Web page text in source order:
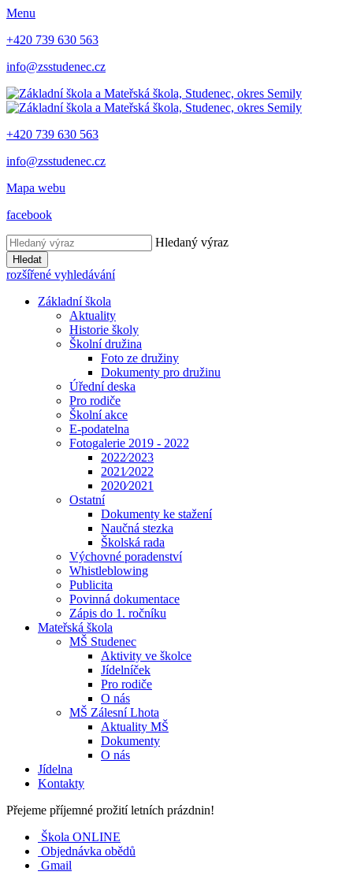
Menu
+420 739 630 563
info@zsstudenec.cz
+420 739 630 563
info@zsstudenec.cz
Mapa webu
facebook
Hledaný výraz
Hledat
rozšířené vyhledávání
Základní škola
Aktuality
Historie školy
Školní družina
Foto ze družiny
Dokumenty pro družinu
Úřední deska
Pro rodiče
Školní akce
E-podatelna
Fotogalerie 2019 - 2022
2022⁄2023
2021⁄2022
2020⁄2021
Ostatní
Dokumenty ke stažení
Naučná stezka
Školská rada
Výchovné poradenství
Whistleblowing
Publicita
Povinná dokumentace
Zápis do 1. ročníku
Mateřská škola
MŠ Studenec
Aktivity ve školce
Jídelníček
Pro rodiče
O nás
MŠ Zálesní Lhota
Aktuality MŠ
Dokumenty
O nás
Jídelna
Kontakty
Přejeme příjemné prožití letních prázdnin!
Škola ONLINE
Objednávka obědů
Gmail